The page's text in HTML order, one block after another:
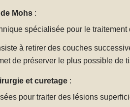
Mohs :
spécialisée pour le
à retirer des couches
de préserver le plus possible de
et curetage :
pour traiter des lésions